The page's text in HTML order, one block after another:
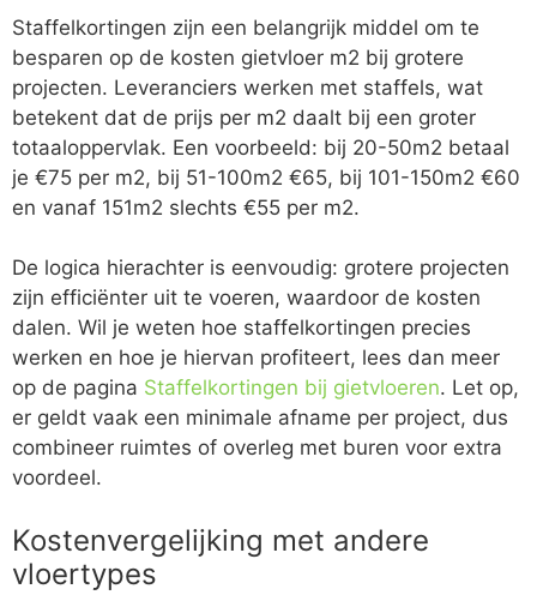
Staffelkortingen zijn een belangrijk middel om te
besparen op de kosten gietvloer m2 bij grotere
projecten. Leveranciers werken met staffels, wat
betekent dat de prijs per m2 daalt bij een groter
totaaloppervlak. Een voorbeeld: bij 20-50m2 betaal
je €75 per m2, bij 51-100m2 €65, bij 101-150m2 €60
en vanaf 151m2 slechts €55 per m2.
De logica hierachter is eenvoudig: grotere projecten
zijn efficiënter uit te voeren, waardoor de kosten
dalen. Wil je weten hoe staffelkortingen precies
werken en hoe je hiervan profiteert, lees dan meer
op de pagina Staffelkortingen bij gietvloeren. Let op,
er geldt vaak een minimale afname per project, dus
combineer ruimtes of overleg met buren voor extra
voordeel.
Kostenvergelijking met andere
vloertypes